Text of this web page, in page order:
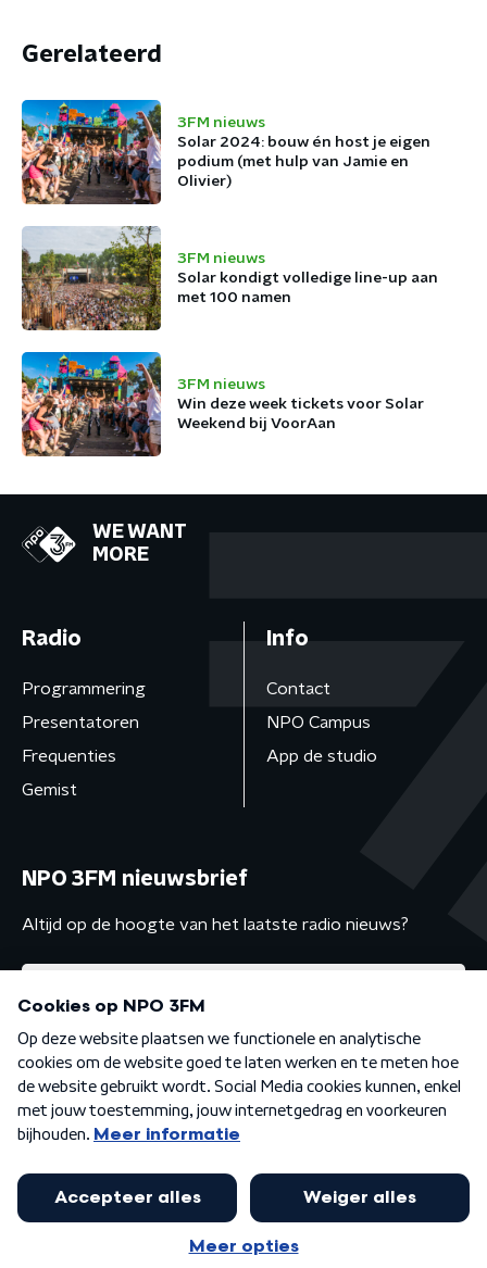
Gerelateerd
3FM nieuws
Solar 2024: bouw én host je eigen
podium (met hulp van Jamie en
Olivier)
3FM nieuws
Solar kondigt volledige line-up aan
met 100 namen
3FM nieuws
Win deze week tickets voor Solar
Weekend bij VoorAan
WE WANT
MORE
Radio
Programmering
Presentatoren
Frequenties
Gemist
Info
Contact
NPO Campus
App de studio
NPO 3FM nieuwsbrief
Altijd op de hoogte van het laatste radio nieuws?
Algemene voorwaarden Privacybeleid